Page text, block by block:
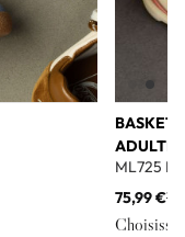
ADULTE
ML725
75,99 €